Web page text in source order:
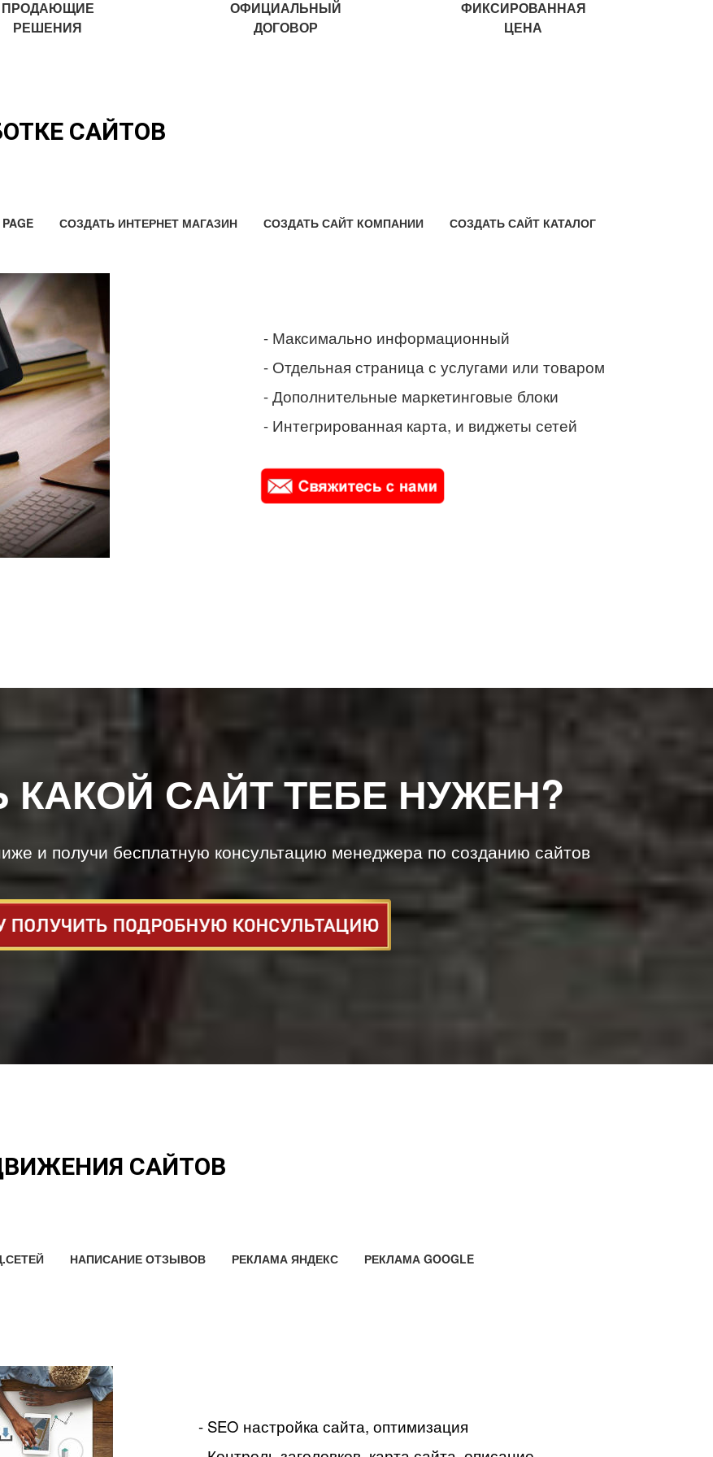
ПРОДАЮЩИЕ
РЕШЕНИЯ
ОФИЦИАЛЬНЫЙ
ДОГОВОР
ФИКСИРОВАННАЯ
ЦЕНА
САЙТОВ
СОЗДАТЬ ИНТЕРНЕТ МАГАЗИН СОЗДАТЬ САЙТ КОМПАНИИ СОЗДАТЬ САЙТ КАТАЛОГ
- Максимально информационный
- Отдельная страница с услугами или товаром
- Дополнительные маркетинговые блоки
- Интегрированная карта, и виджеты сетей
САЙТ ТЕБЕ НУЖЕН?
и получи бесплатную консультацию менеджера по созданию сайтов
САЙТОВ
НАПИСАНИЕ ОТЗЫВОВ РЕКЛАМА ЯНДЕКС РЕКЛАМА GOOGLE
- SEO настройка сайта, оптимизация